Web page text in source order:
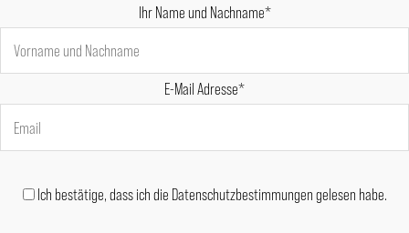
Ihr Name und Nachname*
E-Mail Adresse*
Ich bestätige, dass ich die Datenschutzbestimmungen gelesen habe.